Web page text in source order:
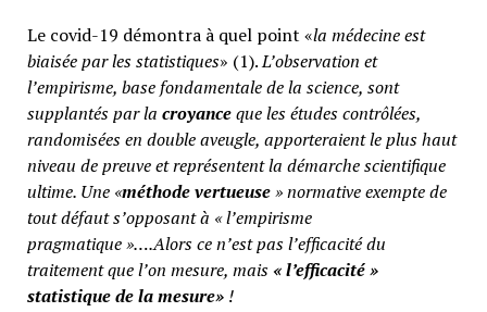
Le covid-19 démontra à quel point «la médecine est
biaisée par les statistiques» (1).L’observation et
l’empirisme, base fondamentale de la science, sont
supplantés par la croyanceque les études contrôlées,
randomisées en double aveugle, apporteraient le plus haut
niveau de preuve et représentent la démarche scientifique
ultime. Une «méthode vertueuse» normative exempte de
tout défaut s’opposant à « l’empirisme
pragmatique »….Alors ce n’est pas l’efficacité du
traitement que l’on mesure, mais «l’efficacité »
statistique de la mesure» !